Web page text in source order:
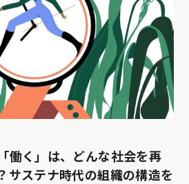
働く」は、どんな社会を再
サステナ時代の組織の構造を